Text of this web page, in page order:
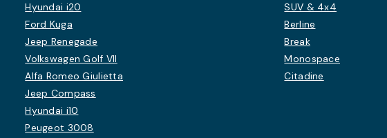
Hyundai i20
Ford Kuga
Jeep Renegade
Volkswagen Golf VII
Alfa Romeo Giulietta
Jeep Compass
Hyundai i10
Peugeot 3008
SUV & 4x4
Berline
Break
Monospace
Citadine